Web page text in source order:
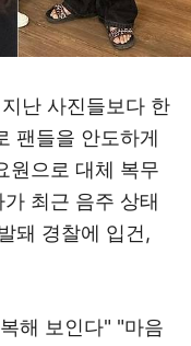
난 사진들보다 한
팬들을 안도하게
원으로 대체 복무
최근 음주 상태
돼 경찰에 입건,
해 보인다" "마음